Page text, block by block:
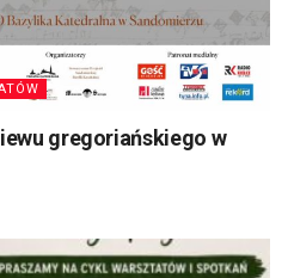
gregoriańskiego w